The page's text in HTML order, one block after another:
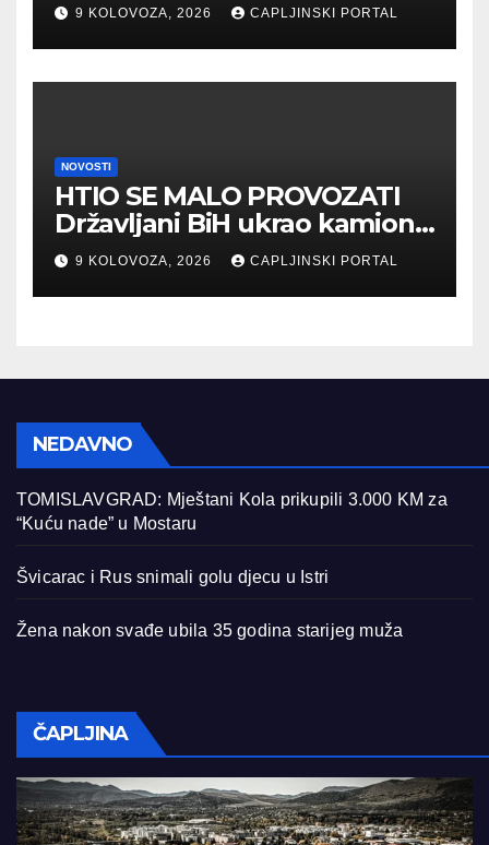
9 KOLOVOZA, 2026 CAPLJINSKI PORTAL
NOVOSTI
HTIO SE MALO PROVOZATI
Državljani BiH ukrao kamion,
policija pucala na njega
9 KOLOVOZA, 2026 CAPLJINSKI PORTAL
NEDAVNO
TOMISLAVGRAD: Mještani Kola prikupili 3.000 KM za
“Kuću nade” u Mostaru
Švicarac i Rus snimali golu djecu u Istri
Žena nakon svađe ubila 35 godina starijeg muža
ČAPLJINA